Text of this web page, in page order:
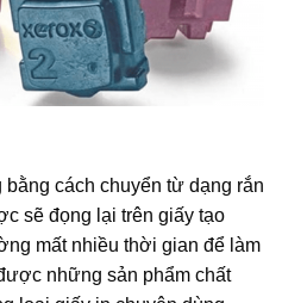
cách chuyển từ dạng rắn
sẽ đọng lại trên giấy tạo
mất nhiều thời gian để làm
những sản phẩm chất